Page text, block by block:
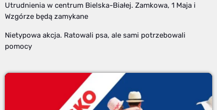
Utrudnienia w centrum Bielska-Białej. Zamkowa, 1 Maja i
Wzgórze będą zamykane
Nietypowa akcja. Ratowali psa, ale sami potrzebowali
pomocy